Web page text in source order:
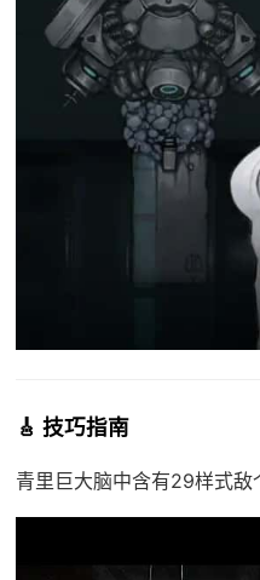
🎸 技巧指南
青里巨大脑中含有29样式敌